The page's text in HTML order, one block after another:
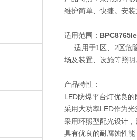
维护简单、快捷。安
适用范围：
适用于1区、2区危险
场及装置、设施等照明
产品特性：
LED防爆平台灯优良
采用大功率LED作为
采用环照型配光设计
具有优良的耐腐蚀性